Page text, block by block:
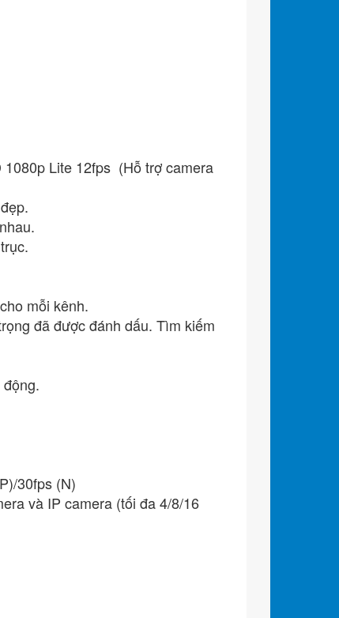
Lite 12fps (Hỗ trợ camera
mỗi kênh.
đã được đánh dấu. Tìm kiếm
30fps (N)
và IP camera (tối đa 4/8/16